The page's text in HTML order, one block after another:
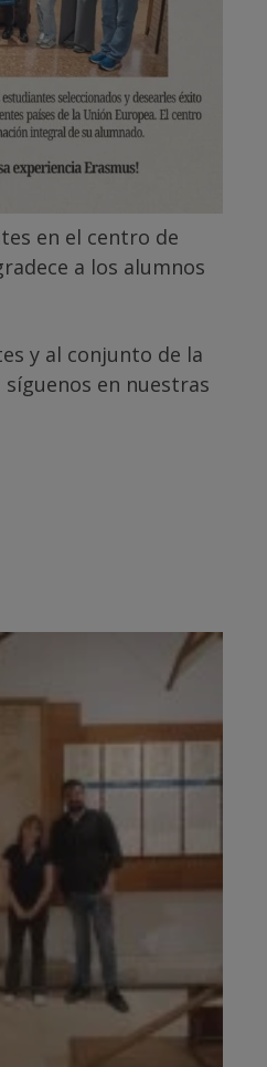
en el centro de
a los alumnos
y al conjunto de la
en nuestras